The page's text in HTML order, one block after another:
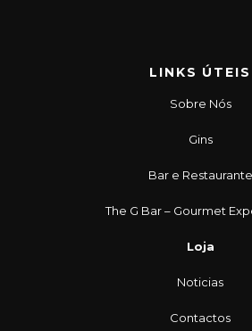
LINKS ÚTEIS
Sobre Nós
Gins
Bar e Restaurante
The G Bar – Gourmet
Loja
Noticias
Contactos